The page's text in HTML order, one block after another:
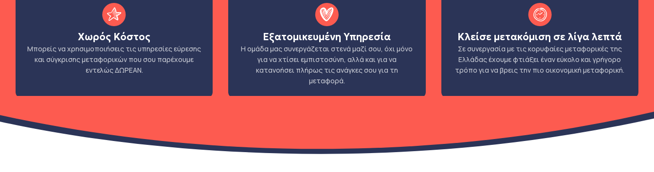
Χωρός Κόστος
Μπορείς να χρησιμοποιήσεις τις υπηρεσίες εύρεσης
και σύγκρισης μεταφορικών που σου παρέχουμε
εντελώς ΔΩΡΕΑΝ.
Εξατομικευμένη Υπηρεσία
Η ομάδα μας συνεργάζεται στενά μαζί σου, όχι μόνο
για να χτίσει εμπιστοσύνη, αλλά και για να
κατανοήσει πλήρως τις ανάγκες σου για τη
μεταφορά.
Κλείσε μετακόμιση σε λίγα λεπτά
Σε συνεργασία με τις κορυφαίες μεταφορικές της
Ελλάδας έχουμε φτιάξει έναν εύκολο και γρήγορο
τρόπο για να βρεις την πιο οικονομική μεταφορική.